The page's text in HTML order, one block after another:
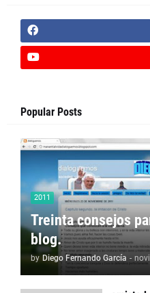
Popular Posts
2011
Treinta consejos
blog.
by Diego Fernando García -